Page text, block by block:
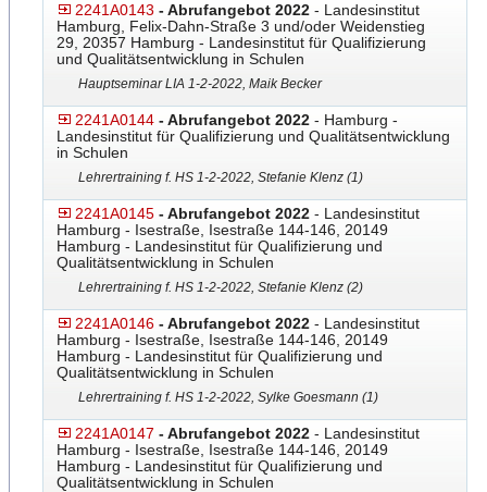
2241A0143 - Abrufangebot 2022 - Landesinstitut
Hamburg, Felix-Dahn-Straße 3 und/oder Weidenstieg
29, 20357 Hamburg - Landesinstitut für Qualifizierung
und Qualitätsentwicklung in Schulen
Hauptseminar LIA 1-2-2022, Maik Becker
2241A0144 - Abrufangebot 2022 - Hamburg -
Landesinstitut für Qualifizierung und Qualitätsentwicklung
in Schulen
Lehrertraining f. HS 1-2-2022, Stefanie Klenz (1)
2241A0145 - Abrufangebot 2022 - Landesinstitut
Hamburg - Isestraße, Isestraße 144-146, 20149
Hamburg - Landesinstitut für Qualifizierung und
Qualitätsentwicklung in Schulen
Lehrertraining f. HS 1-2-2022, Stefanie Klenz (2)
2241A0146 - Abrufangebot 2022 - Landesinstitut
Hamburg - Isestraße, Isestraße 144-146, 20149
Hamburg - Landesinstitut für Qualifizierung und
Qualitätsentwicklung in Schulen
Lehrertraining f. HS 1-2-2022, Sylke Goesmann (1)
2241A0147 - Abrufangebot 2022 - Landesinstitut
Hamburg - Isestraße, Isestraße 144-146, 20149
Hamburg - Landesinstitut für Qualifizierung und
Qualitätsentwicklung in Schulen